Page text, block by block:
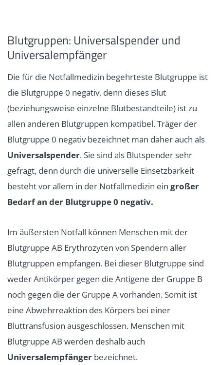
Blutgruppen: Universalspender und
Universalempfänger
Die für die Notfallmedizin begehrteste Blutgruppe ist
die Blutgruppe 0 negativ, denn dieses Blut
(beziehungsweise einzelne Blutbestandteile) ist zu
allen anderen Blutgruppen kompatibel. Träger der
Blutgruppe 0 negativ bezeichnet man daher auch als
Universalspender. Sie sind als Blutspender sehr
gefragt, denn durch die universelle Einsetzbarkeit
besteht vor allem in der Notfallmedizin ein großer
Bedarf an der Blutgruppe 0 negativ.
Im äußersten Notfall können Menschen mit der
Blutgruppe AB Erythrozyten von Spendern aller
Blutgruppen empfangen. Bei dieser Blutgruppe sind
weder Antikörper gegen die Antigene der Gruppe B
noch gegen die der Gruppe A vorhanden. Somit ist
eine Abwehrreaktion des Körpers bei einer
Bluttransfusion ausgeschlossen. Menschen mit
Blutgruppe AB werden deshalb auch
Universalempfänger bezeichnet.